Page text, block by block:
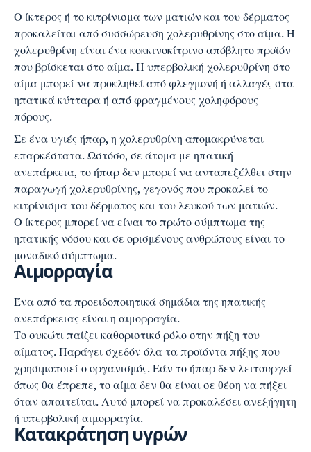
Ο ίκτερος ή το κιτρίνισμα των ματιών και του δέρματος
προκαλείται από συσσώρευση χολερυθρίνης στο αίμα. Η
χολερυθρίνη είναι ένα κοκκινοκίτρινο απόβλητο προϊόν
που βρίσκεται στο αίμα. Η υπερβολική χολερυθρίνη στο
αίμα μπορεί να προκληθεί από φλεγμονή ή αλλαγές στα
ηπατικά κύτταρα ή από φραγμένους χοληφόρους
πόρους.
Σε ένα υγιές ήπαρ, η χολερυθρίνη απομακρύνεται
επαρκέστατα. Ωστόσο, σε άτομα με ηπατική
ανεπάρκεια, το ήπαρ δεν μπορεί να ανταπεξέλθει στην
παραγωγή χολερυθρίνης, γεγονός που προκαλεί το
κιτρίνισμα του δέρματος και του λευκού των ματιών.
Ο ίκτερος μπορεί να είναι το πρώτο σύμπτωμα της
ηπατικής νόσου και σε ορισμένους ανθρώπους είναι το
μοναδικό σύμπτωμα.
Αιμορραγία
Ένα από τα προειδοποιητικά σημάδια της ηπατικής
ανεπάρκειας είναι η αιμορραγία.
Το συκώτι παίζει καθοριστικό ρόλο στην πήξη του
αίματος. Παράγει σχεδόν όλα τα προϊόντα πήξης που
χρησιμοποιεί ο οργανισμός. Εάν το ήπαρ δεν λειτουργεί
όπως θα έπρεπε, το αίμα δεν θα είναι σε θέση να πήξει
όταν απαιτείται. Αυτό μπορεί να προκαλέσει ανεξήγητη
ή υπερβολική αιμορραγία.
Κατακράτηση υγρών